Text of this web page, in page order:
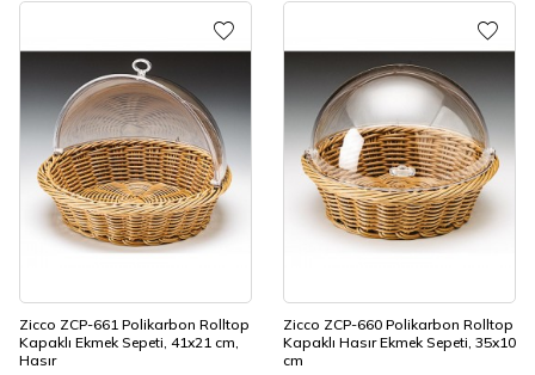
Zicco ZCP-661 Polikarbon Rolltop
Kapaklı Ekmek Sepeti, 41x21 cm,
Hasır
Zicco ZCP-660 Polikarbon Rolltop
Kapaklı Hasır Ekmek Sepeti, 35x10
cm